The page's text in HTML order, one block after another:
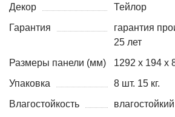
Декор
Тейлор
Гарантия
гарантия
25 лет
Размеры панели (мм)
1292 х 194 х
Упаковка
8 шт. 15 кг.
Влагостойкость
влагостойкий